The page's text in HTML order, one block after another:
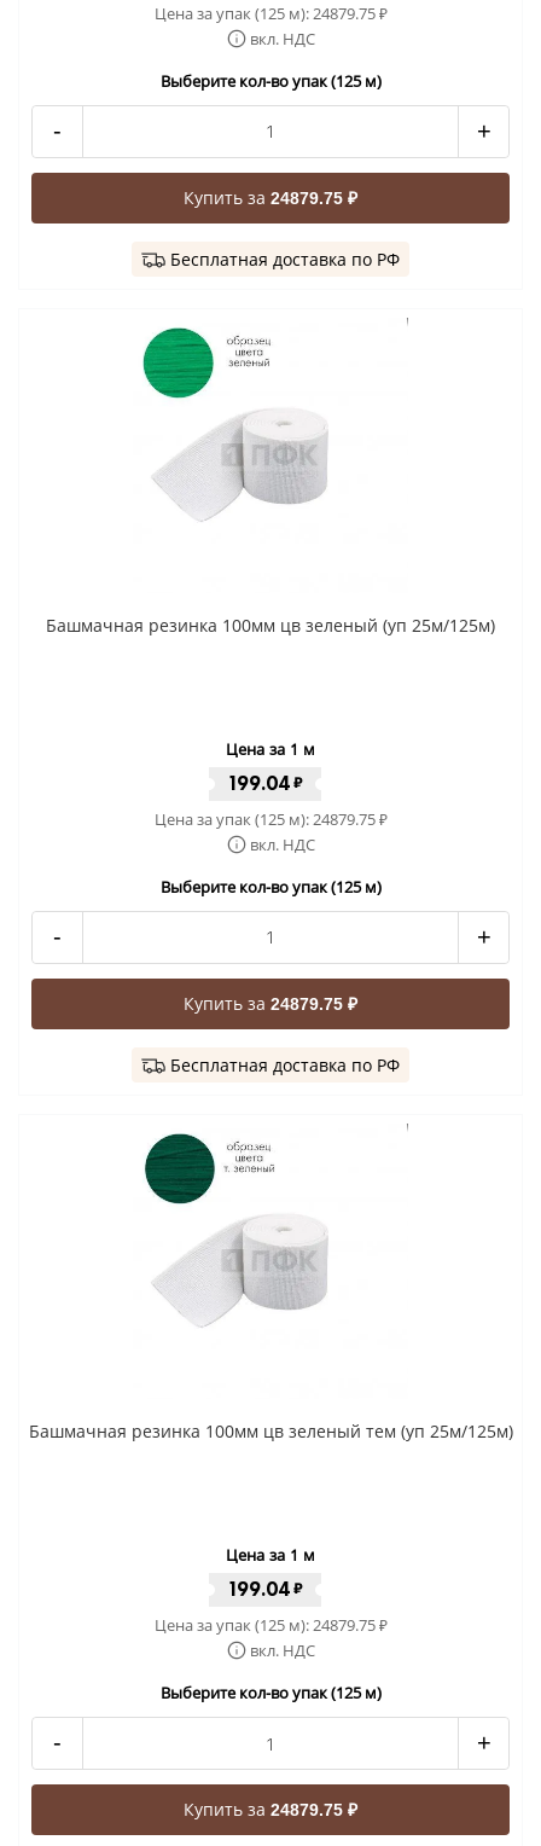
Цена за упак (125 м): 24879.75₽
вкл. НДС
Выберите кол-во упак (125 м)
- +
Купить за 24879.75 ₽
Бесплатная доставка по РФ
Башмачная резинка 100мм цв зеленый (уп 25м/125м)
Цена за 1 м
199.04 ₽
Цена за упак (125 м):24879.75₽
вкл. НДС
Выберите кол-во упак (125 м)
- +
Купить за 24879.75 ₽
Бесплатная доставка по РФ
Башмачная резинка 100мм цв зеленый тем (уп 25м/125м)
Цена за 1 м
199.04 ₽
Цена за упак (125 м):24879.75₽
вкл. НДС
Выберите кол-во упак (125 м)
- +
Купить за 24879.75 ₽